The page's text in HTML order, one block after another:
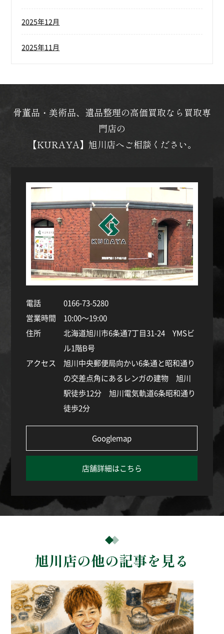
2025年12月
2025年11月
骨董品・美術品、遺品整理の高価買取なら買取専
門店の
【KURAYA】旭川店へご相談ください。
電話
0166-73-5280
営業時間
10:00～19:00
住所
北海道旭川市6条通7丁目31-24 YMSビ
ル1階B号
アクセス
旭川中央郵便局向かい6条通と昭和通り
の交差点角にあるレンガの建物 旭川
駅徒歩12分 旭川電気軌道6条昭和通り
徒歩2分
Googlemap
店舗詳細はこちら
旭川店の他の記事を見る